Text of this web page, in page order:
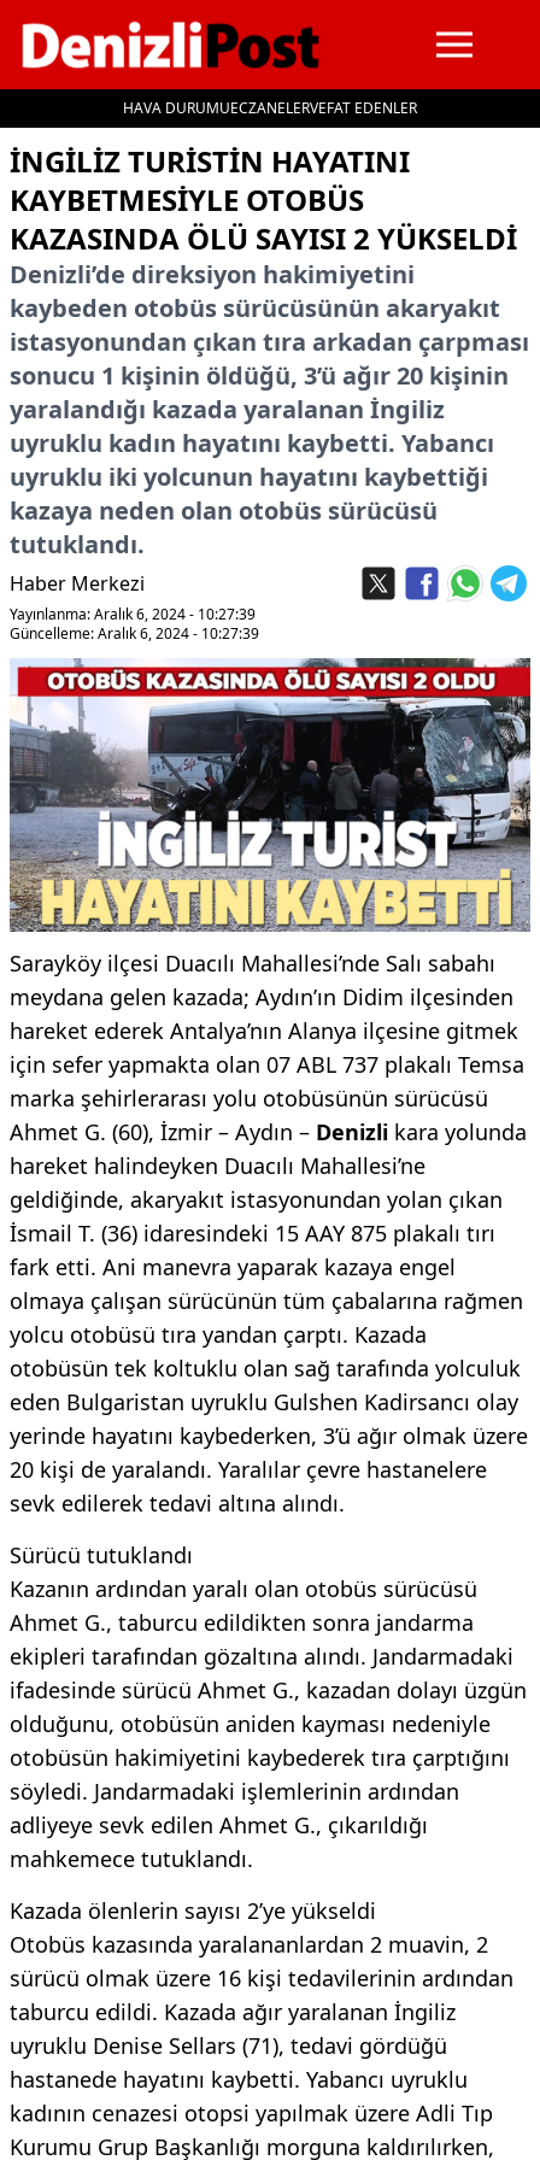
HAVA DURUMUECZANELERVEFAT EDENLER
İçeriğe geç
İNGILIZ TURISTIN HAYATINI
KAYBETMESIYLE OTOBÜS
KAZASINDA ÖLÜ SAYISI 2 YÜKSELDI
Denizli’de direksiyon hakimiyetini
kaybeden otobüs sürücüsünün akaryakıt
istasyonundan çıkan tıra arkadan çarpması
sonucu 1 kişinin öldüğü, 3’ü ağır 20 kişinin
yaralandığı kazada yaralanan İngiliz
uyruklu kadın hayatını kaybetti. Yabancı
uyruklu iki yolcunun hayatını kaybettiği
kazaya neden olan otobüs sürücüsü
tutuklandı.
Haber Merkezi
Yayınlanma: Aralık 6, 2024 - 10:27:39
Güncelleme: Aralık 6, 2024 - 10:27:39
Sarayköy ilçesi Duacılı Mahallesi’nde Salı sabahı
meydana gelen kazada; Aydın’ın Didim ilçesinden
hareket ederek Antalya’nın Alanya ilçesine gitmek
için sefer yapmakta olan 07 ABL 737 plakalı Temsa
marka şehirlerarası yolu otobüsünün sürücüsü
Ahmet G. (60), İzmir – Aydın – Denizli kara yolunda
hareket halindeyken Duacılı Mahallesi’ne
geldiğinde, akaryakıt istasyonundan yolan çıkan
İsmail T. (36) idaresindeki 15 AAY 875 plakalı tırı
fark etti. Ani manevra yaparak kazaya engel
olmaya çalışan sürücünün tüm çabalarına rağmen
yolcu otobüsü tıra yandan çarptı. Kazada
otobüsün tek koltuklu olan sağ tarafında yolculuk
eden Bulgaristan uyruklu Gulshen Kadirsancı olay
yerinde hayatını kaybederken, 3’ü ağır olmak üzere
20 kişi de yaralandı. Yaralılar çevre hastanelere
sevk edilerek tedavi altına alındı.
Sürücü tutuklandı
Kazanın ardından yaralı olan otobüs sürücüsü
Ahmet G., taburcu edildikten sonra jandarma
ekipleri tarafından gözaltına alındı. Jandarmadaki
ifadesinde sürücü Ahmet G., kazadan dolayı üzgün
olduğunu, otobüsün aniden kayması nedeniyle
otobüsün hakimiyetini kaybederek tıra çarptığını
söyledi. Jandarmadaki işlemlerinin ardından
adliyeye sevk edilen Ahmet G., çıkarıldığı
mahkemece tutuklandı.
Kazada ölenlerin sayısı 2’ye yükseldi
Otobüs kazasında yaralananlardan 2 muavin, 2
sürücü olmak üzere 16 kişi tedavilerinin ardından
taburcu edildi. Kazada ağır yaralanan İngiliz
uyruklu Denise Sellars (71), tedavi gördüğü
hastanede hayatını kaybetti. Yabancı uyruklu
kadının cenazesi otopsi yapılmak üzere Adli Tıp
Kurumu Grup Başkanlığı morguna kaldırılırken,